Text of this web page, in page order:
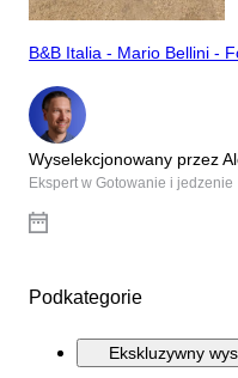
B&B Italia - Mario Bellini -
Wyselekcjonowany przez
Ekspert w Gotowanie i jedzenie
Podkategorie
Ekskluzywny